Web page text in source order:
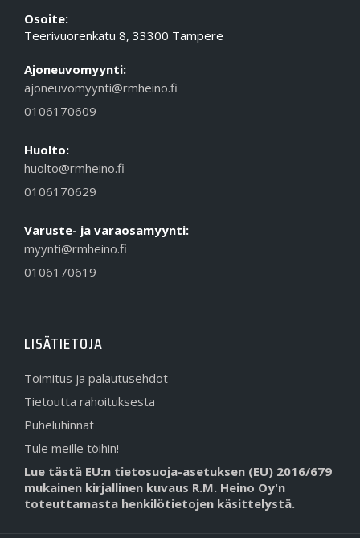
Osoite:
Teerivuorenkatu 8, 33300 Tampere
Ajoneuvomyynti:
ajoneuvomyynti@rmheino.fi
0106170609
Huolto:
huolto@rmheino.fi
0106170629
Varuste- ja varaosamyynti:
myynti@rmheino.fi
0106170619
LISÄTIETOJA
Toimitus ja palautusehdot
Tietoutta rahoituksesta
Puheluhinnat
Tule meille töihin!
Lue tästä EU:n tietosuoja-asetuksen (EU) 2016/679
mukainen kirjallinen kuvaus R.M. Heino Oy'n
toteuttamasta henkilötietojen käsittelystä.